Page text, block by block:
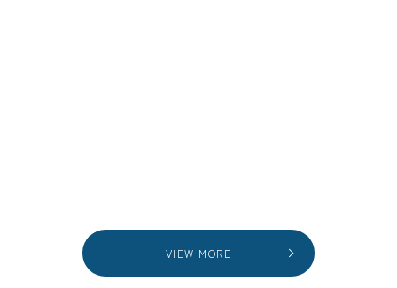
VIEW MORE